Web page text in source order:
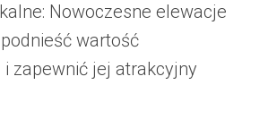
Nowoczesne elewacje
wartość
zapewnić jej atrakcyjny